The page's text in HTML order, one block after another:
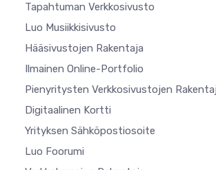
Tapahtuman Verkkosivusto
Luo Musiikkisivusto
Hääsivustojen Rakentaja
Ilmainen Online-Portfolio
Pienyritysten Verkkosivustojen
Digitaalinen Kortti
Yrityksen Sähköpostiosoite
Luo Foorumi